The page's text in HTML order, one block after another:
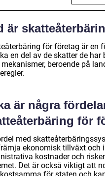
är
för företag är en
en del av de skatter de
beroende på
är några
för
med
ekonomisk tillväxt och
kostnader och
Det är också viktigt att